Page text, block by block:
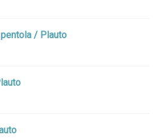
/ Plauto